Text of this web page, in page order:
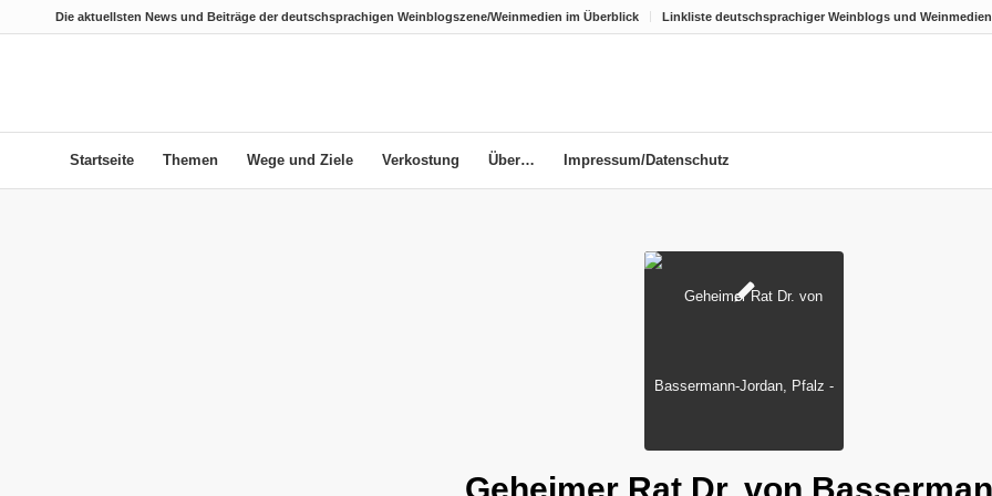
Die aktuellsten News und Beiträge der deutschsprachigen Weinblogszene/Weinmedien im Überblick Linkliste deutschsprachiger Weinblogs und Weinmedien
Startseite Themen Wege und Ziele Verkostung Über… Impressum/Datenschutz